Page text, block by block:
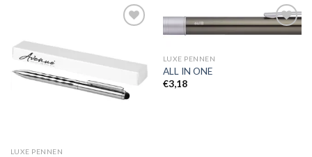
wenslijst
LUXE PENNEN
Toevoegen
LUXE PENNEN
ALL IN ONE
€3,18